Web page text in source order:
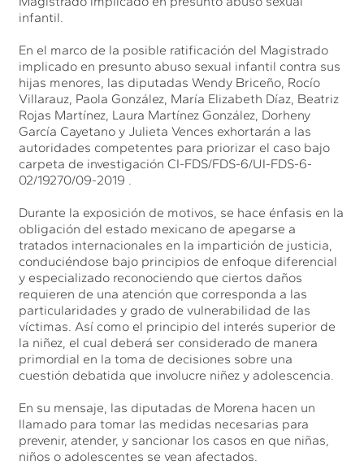
infantil.
En el marco de la posible ratificación del Magistrado
implicado en presunto abuso sexual infantil contra sus
hijas menores, las diputadas Wendy Briceño, Rocío
Villarauz, Paola González, María Elizabeth Díaz, Beatriz
Rojas Martínez, Laura Martínez González, Dorheny
García Cayetano y Julieta Vences exhortarán a las
autoridades competentes para priorizar el caso bajo
carpeta de investigación CI-FDS/FDS-6/UI-FDS-6-
02/19270/09-2019 .
Durante la exposición de motivos, se hace énfasis en la
obligación del estado mexicano de apegarse a
tratados internacionales en la impartición de justicia,
conduciéndose bajo principios de enfoque diferencial
y especializado reconociendo que ciertos daños
requieren de una atención que corresponda a las
particularidades y grado de vulnerabilidad de las
víctimas. Así como el principio del interés superior de
la niñez, el cual deberá ser considerado de manera
primordial en la toma de decisiones sobre una
cuestión debatida que involucre niñez y adolescencia.
En su mensaje, las diputadas de Morena hacen un
llamado para tomar las medidas necesarias para
prevenir, atender, y sancionar los casos en que niñas,
niños o adolescentes se vean afectados.